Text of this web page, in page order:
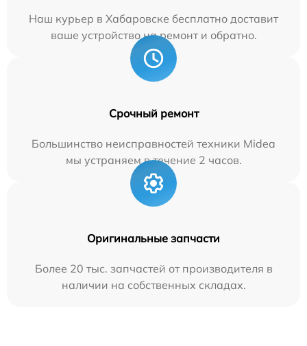
Наш курьер в Хабаровске бесплатно доставит
ваше устройство на ремонт и обратно.
Срочный ремонт
Большинство неисправностей техники Midea
мы устраняем в течение 2 часов.
Оригинальные запчасти
Более 20 тыс. запчастей от производителя в
наличии на собственных складах.